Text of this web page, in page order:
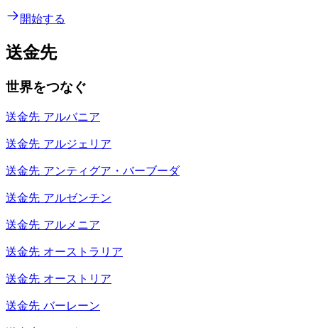
開始する
送金先
世界をつなぐ
送金先 アルバニア
送金先 アルジェリア
送金先 アンティグア・バーブーダ
送金先 アルゼンチン
送金先 アルメニア
送金先 オーストラリア
送金先 オーストリア
送金先 バーレーン